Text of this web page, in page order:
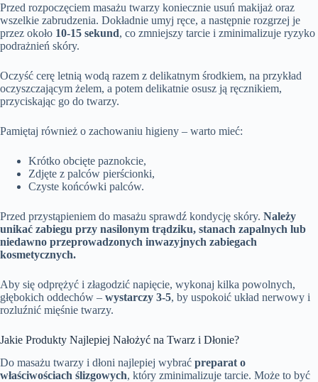
Przed rozpoczęciem masażu twarzy koniecznie usuń makijaż oraz
wszelkie zabrudzenia. Dokładnie umyj ręce, a następnie rozgrzej je
przez około 10-15 sekund, co zmniejszy tarcie i zminimalizuje ryzyko
podrażnień skóry.
Oczyść cerę letnią wodą razem z delikatnym środkiem, na przykład
oczyszczającym żelem, a potem delikatnie osusz ją ręcznikiem,
przyciskając go do twarzy.
Pamiętaj również o zachowaniu higieny – warto mieć:
Krótko obcięte paznokcie,
Zdjęte z palców pierścionki,
Czyste końcówki palców.
Przed przystąpieniem do masażu sprawdź kondycję skóry. Należy
unikać zabiegu przy nasilonym trądziku, stanach zapalnych lub
niedawno przeprowadzonych inwazyjnych zabiegach
kosmetycznych.
Aby się odprężyć i złagodzić napięcie, wykonaj kilka powolnych,
głębokich oddechów – wystarczy 3-5, by uspokoić układ nerwowy i
rozluźnić mięśnie twarzy.
Jakie Produkty Najlepiej Nałożyć na Twarz i Dłonie?
Do masażu twarzy i dłoni najlepiej wybrać preparat o
właściwościach ślizgowych, który zminimalizuje tarcie. Może to być